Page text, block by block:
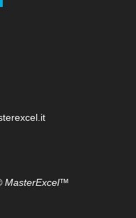
MasterExcel™